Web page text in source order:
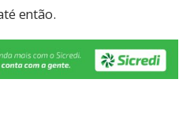
então.